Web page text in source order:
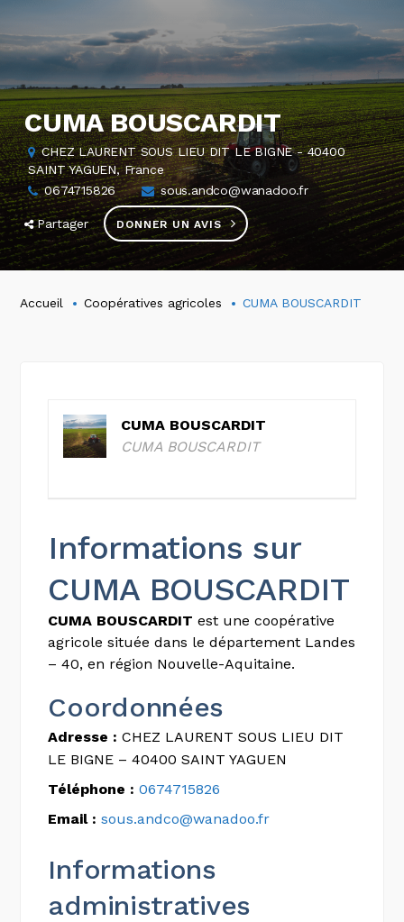
CUMA BOUSCARDIT
CHEZ LAURENT SOUS LIEU DIT LE BIGNE - 40400
SAINT YAGUEN, France
0674715826
sous.andco@wanadoo.fr
Partager DONNER UN AVIS
Accueil Coopératives agricoles CUMA BOUSCARDIT
CUMA BOUSCARDIT
CUMA BOUSCARDIT
Informations sur
CUMA BOUSCARDIT
CUMA BOUSCARDIT est une coopérative
agricole située dans le département Landes
– 40, en région Nouvelle-Aquitaine.
Coordonnées
Adresse : CHEZ LAURENT SOUS LIEU DIT
LE BIGNE – 40400 SAINT YAGUEN
Téléphone : 0674715826
Email : sous.andco@wanadoo.fr
Informations
administratives